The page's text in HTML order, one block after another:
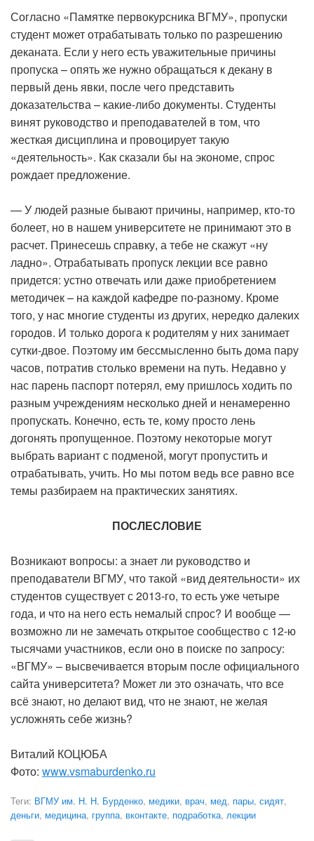
Согласно «Памятке первокурсника ВГМУ», пропуски
студент может отрабатывать только по разрешению
деканата. Если у него есть уважительные причины
пропуска – опять же нужно обращаться к декану в
первый день явки, после чего представить
доказательства – какие-либо документы. Студенты
винят руководство и преподавателей в том, что
жесткая дисциплина и провоцирует такую
«деятельность». Как сказали бы на экономе, спрос
рождает предложение.
— У людей разные бывают причины, например, кто-то
болеет, но в нашем университете не принимают это в
расчет. Принесешь справку, а тебе не скажут «ну
ладно». Отрабатывать пропуск лекции все равно
придется: устно отвечать или даже приобретением
методичек – на каждой кафедре по-разному. Кроме
того, у нас многие студенты из других, нередко далеких
городов. И только дорога к родителям у них занимает
сутки-двое. Поэтому им бессмысленно быть дома пару
часов, потратив столько времени на путь. Недавно у
нас парень паспорт потерял, ему пришлось ходить по
разным учреждениям несколько дней и ненамеренно
пропускать. Конечно, есть те, кому просто лень
догонять пропущенное. Поэтому некоторые могут
выбрать вариант с подменой, могут пропустить и
отрабатывать, учить. Но мы потом ведь все равно все
темы разбираем на практических занятиях.
ПОСЛЕСЛОВИЕ
Возникают вопросы: а знает ли руководство и
преподаватели ВГМУ, что такой «вид деятельности» их
студентов существует с 2013-го, то есть уже четыре
года, и что на него есть немалый спрос? И вообще —
возможно ли не замечать открытое сообщество с 12-ю
тысячами участников, если оно в поиске по запросу:
«ВГМУ» – высвечивается вторым после официального
сайта университета? Может ли это означать, что все
всё знают, но делают вид, что не знают, не желая
усложнять себе жизнь?
Виталий КОЦЮБА
Фото: www.vsmaburdenko.ru
Теги: ВГМУ им. Н. Н. Бурденко, медики, врач, мед, пары, сидят,
деньги, медицина, группа, вконтакте, подработка, лекции